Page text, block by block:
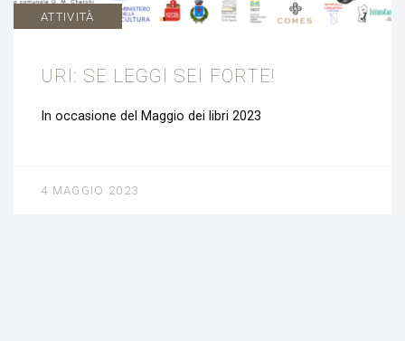
ATTIVITÀ
URI: SE LEGGI SEI FORTE!
In occasione del Maggio dei libri 2023
4 MAGGIO 2023